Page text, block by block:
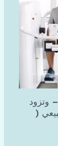
وتزود
(